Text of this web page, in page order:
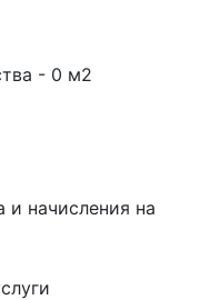
- 0 м2
и начисления на